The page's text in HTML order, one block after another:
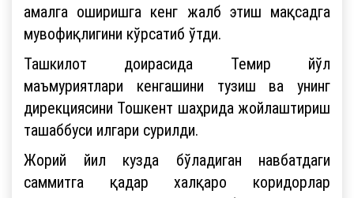
амалга оширишга кенг жалб этиш мақсадга
мувофиқлигини кўрсатиб ўтди.
Ташкилот доирасида Темир йўл
маъмуриятлари кенгашини тузиш ва унинг
дирекциясини Тошкент шаҳрида жойлаштириш
ташаббуси илгари сурилди.
Жорий йил кузда бўладиган навбатдаги
саммитга қадар халқаро коридорлар